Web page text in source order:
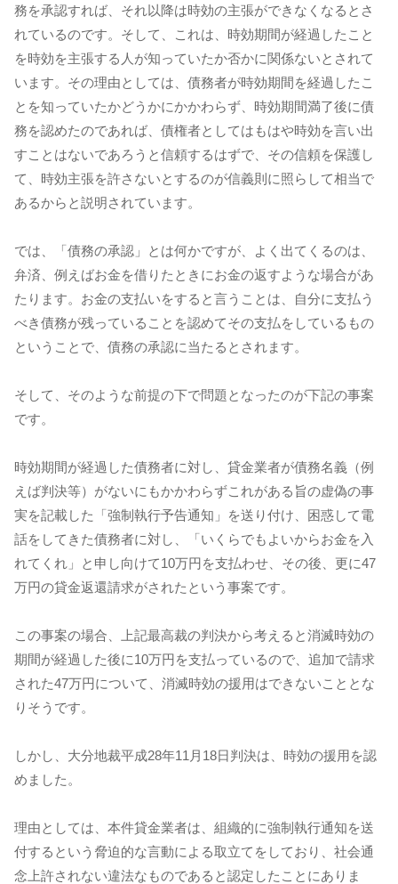
務を承認すれば、それ以降は時効の主張ができなくなるとさ
れているのです。そして、これは、時効期間が経過したこと
を時効を主張する人が知っていたか否かに関係ないとされて
います。その理由としては、債務者が時効期間を経過したこ
とを知っていたかどうかにかかわらず、時効期間満了後に債
務を認めたのであれば、債権者としてはもはや時効を言い出
すことはないであろうと信頼するはずで、その信頼を保護し
て、時効主張を許さないとするのが信義則に照らして相当で
あるからと説明されています。
では、「債務の承認」とは何かですが、よく出てくるのは、
弁済、例えばお金を借りたときにお金の返すような場合があ
たります。お金の支払いをすると言うことは、自分に支払う
べき債務が残っていることを認めてその支払をしているもの
ということで、債務の承認に当たるとされます。
そして、そのような前提の下で問題となったのが下記の事案
です。
時効期間が経過した債務者に対し、貸金業者が債務名義（例
えば判決等）がないにもかかわらずこれがある旨の虚偽の事
実を記載した「強制執行予告通知」を送り付け、困惑して電
話をしてきた債務者に対し、「いくらでもよいからお金を入
れてくれ」と申し向けて10万円を支払わせ、その後、更に47
万円の貸金返還請求がされたという事案です。
この事案の場合、上記最高裁の判決から考えると消滅時効の
期間が経過した後に10万円を支払っているので、追加で請求
された47万円について、消滅時効の援用はできないこととな
りそうです。
しかし、大分地裁平成28年11月18日判決は、時効の援用を認
めました。
理由としては、本件貸金業者は、組織的に強制執行通知を送
付するという脅迫的な言動による取立てをしており、社会通
念上許されない違法なものであると認定したことにありま